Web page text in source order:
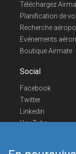
Téléchargez
Planification de
Recherche
Evénements
Boutique Airmate
Social
Facebook
Twitter
Linkedin
YouTube